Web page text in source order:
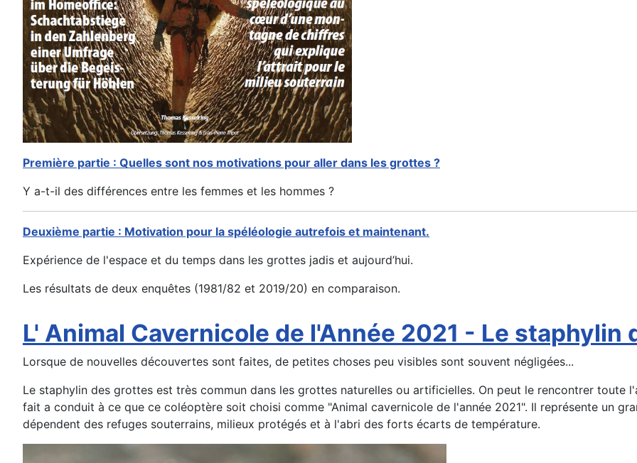
Première partie : Quelles sont nos motivations pour aller dans les grottes ?
Y a-t-il des différences entre les femmes et les hommes ?
Deuxième partie : Motivation pour la spéléologie autrefois et maintenant.
Expérience de l'espace et du temps dans les grottes jadis et aujourd’hui.
Les résultats de deux enquêtes (1981/82 et 2019/20) en comparaison.
L' Animal Cavernicole de l'Année 2021 - Le staphylin
Lorsque de nouvelles découvertes sont faites, de petites choses peu visibles sont souvent négligées...
Le staphylin des grottes est très commun dans les grottes naturelles ou artificielles. On peut le rencontrer toute
fait a conduit à ce que ce coléoptère soit choisi comme "Animal cavernicole de l'année 2021". Il représente un
dépendent des refuges souterrains, milieux protégés et à l'abri des forts écarts de température.